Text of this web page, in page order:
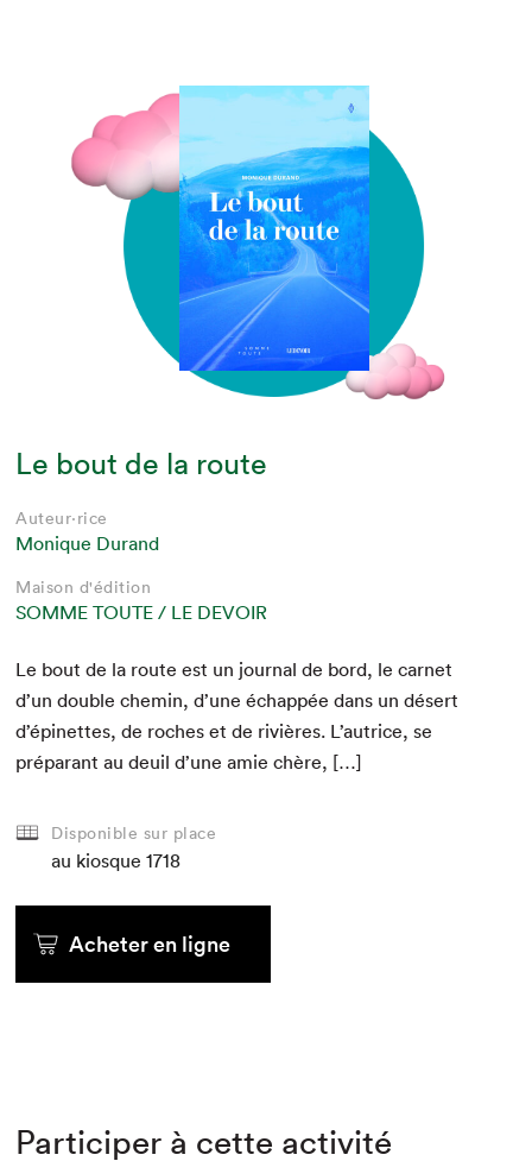
Le bout de la route
Auteur·rice
Monique Durand
Maison d'édition
SOMME TOUTE / LE DEVOIR
Le bout de la route est un jour­nal de bord, le car­net
d’un dou­ble chemin, d’une échap­pée dans un désert
d’épinettes, de roches et de riv­ières. L’autrice, se
pré­parant au deuil d’une amie chère, […]
Disponible sur place
au kiosque 1718
Acheter en ligne
Participer à cette activité